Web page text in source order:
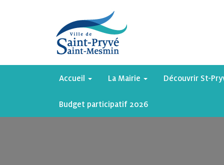
Accueil La Mairie Découvrir St-
Budget participatif 2026